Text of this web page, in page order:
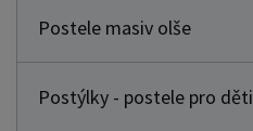
Postele masiv olše
Postýlky - postele pro děti